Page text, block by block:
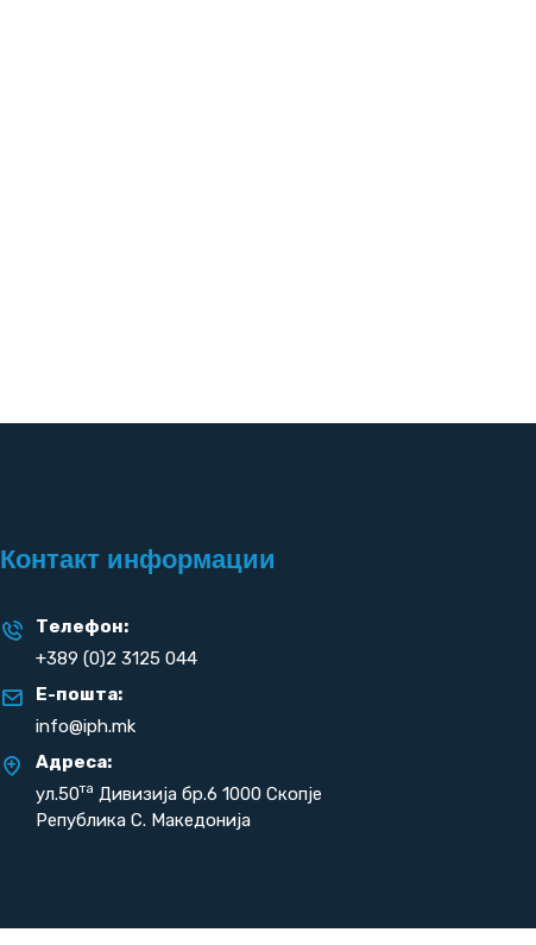
Контакт информации
Телефон:
+389 (0)2 3125 044
Е-пошта:
info@iph.mk
Адреса:
ул.50та Дивизија бр.6 1000 Скопје
Република С. Македонија